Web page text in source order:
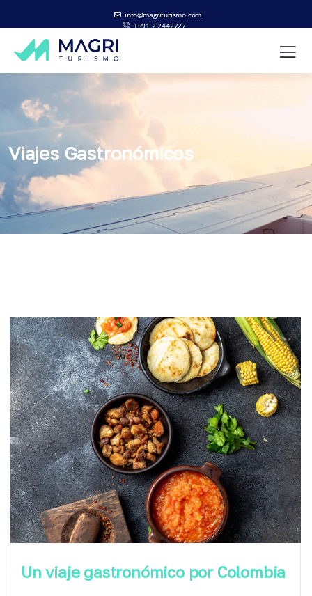
info@magriturismo.com
+591 2 2442727
Viajes Gastronómicos
Un viaje gastronómico por Colombia